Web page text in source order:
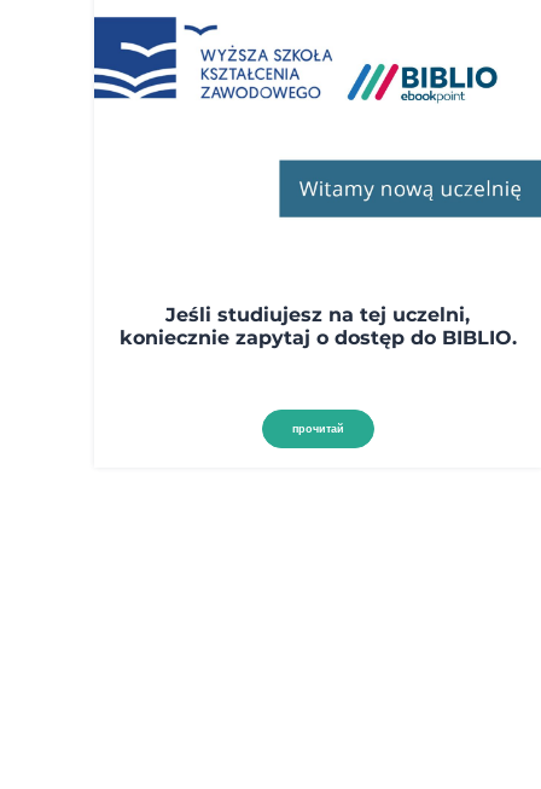
Jeśli studiujesz na tej uczelni,
koniecznie zapytaj o dostęp do BIBLIO.
прочитай